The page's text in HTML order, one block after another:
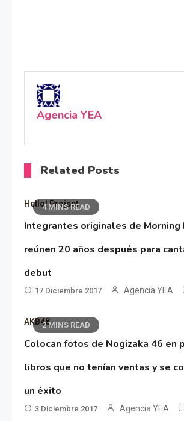
Agencia YEA
Related Posts
4 MINS READ
Hello! Project
Integrantes originales de Morning
reúnen 20 años después para
debut
17 Diciembre 2017 Agencia YEA
2 MINS READ
AKB48
Colocan fotos de Nogizaka 46 en
libros que no tenían ventas y se
un éxito
3 Diciembre 2017 Agencia YEA